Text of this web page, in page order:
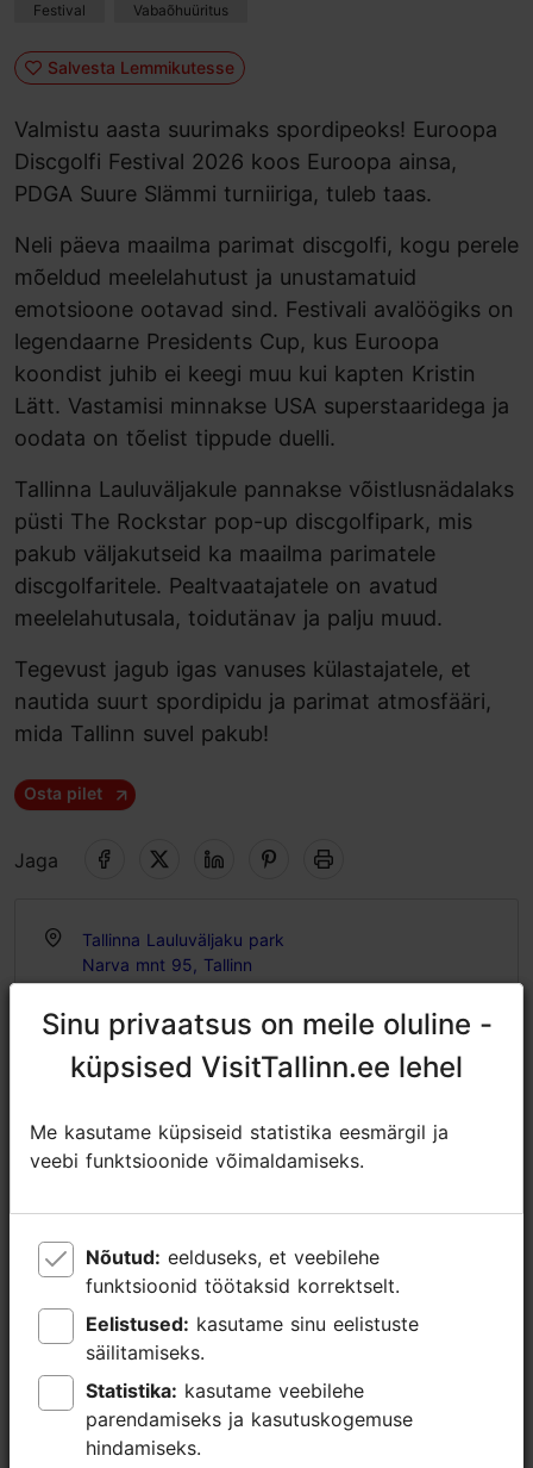
Festival Vabaõhuüritus
Salvesta Lemmikutesse
Valmistu aasta suurimaks spordipeoks! Euroopa
Discgolfi Festival 2026 koos Euroopa ainsa,
PDGA Suure Slämmi turniiriga, tuleb taas.
Neli päeva maailma parimat discgolfi, kogu perele
mõeldud meelelahutust ja unustamatuid
emotsioone ootavad sind. Festivali avalöögiks on
legendaarne Presidents Cup, kus Euroopa
koondist juhib ei keegi muu kui kapten Kristin
Lätt. Vastamisi minnakse USA superstaaridega ja
oodata on tõelist tippude duelli.
Tallinna Lauluväljakule pannakse võistlusnädalaks
püsti The Rockstar pop-up discgolfipark, mis
pakub väljakutseid ka maailma parimatele
discgolfaritele. Pealtvaatajatele on avatud
meelelahutusala, toidutänav ja palju muud.
Tegevust jagub igas vanuses külastajatele, et
nautida suurt spordipidu ja parimat atmosfääri,
mida Tallinn suvel pakub!
Osta pilet
Jaga
Tallinna Lauluväljaku park
Narva mnt 95, Tallinn
https://www.discfestival.com/et/esileht
info@lauluvaljak.ee
Lisainfo
Tähtsündmus
Loe lähemalt
Broneeri
Sinu privaatsus on meile oluline -
küpsised VisitTallinn.ee lehel
Me kasutame küpsiseid statistika eesmärgil ja
veebi funktsioonide võimaldamiseks.
Nõutud:
funktsioonid töötaksid korrektselt.
Eelistused:
säilitamiseks.
Statistika:
parendamiseks ja kasutuskogemuse
hindamiseks.
Sinu privaatsus on meile oluline -
küpsised VisitTallinn.ee lehel
Me kasutame küpsiseid statistika eesmärgil ja
veebi funktsioonide võimaldamiseks.
Nõutud:
funktsioonid töötaksid korrektselt.
Eelistused:
säilitamiseks.
Statistika:
parendamiseks ja kasutuskogemuse
hindamiseks.